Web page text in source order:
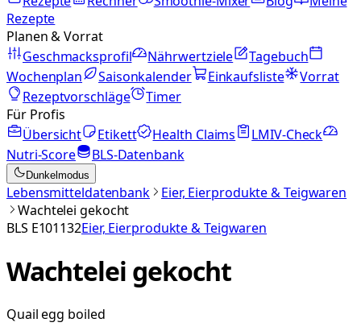
Rezepte
Planen & Vorrat
Geschmacksprofil
Nährwertziele
Tagebuch
Wochenplan
Saisonkalender Einkaufsliste
Vorrat
Rezeptvorschläge
Timer
Für Profis
Übersicht
Etikett Health Claims
LMIV-Check
Nutri-Score
BLS-Datenbank
Dunkelmodus
Lebensmitteldatenbank
Eier, Eierprodukte & Teigwaren
Wachtelei gekocht
BLS E101132Eier, Eierprodukte & Teigwaren
Wachtelei gekocht
Quail egg boiled